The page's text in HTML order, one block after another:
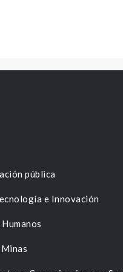
pública
e Innovación